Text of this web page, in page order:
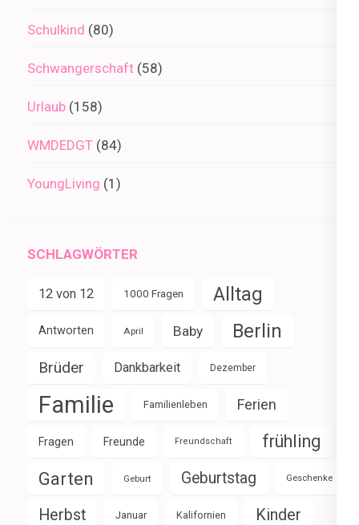
Schulkind (80)
Schwangerschaft (58)
Urlaub (158)
WMDEDGT (84)
YoungLiving (1)
SCHLAGWÖRTER
12 von 12 1000 Fragen Alltag
Antworten April Baby Berlin
Brüder Dankbarkeit Dezember
Familie Familienleben Ferien
Fragen Freunde Freundschaft frühling
Garten Geburt Geburtstag Geschenke
Herbst Januar Kalifornien Kinder